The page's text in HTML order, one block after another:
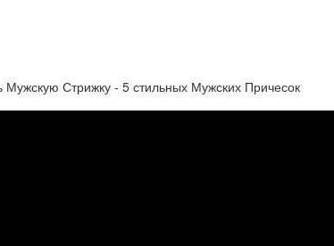
Стрижку - 5 стильных Мужских Причесок